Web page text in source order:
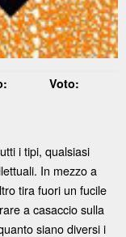
Voto:
i tipi, qualsiasi
In mezzo a
tira fuori un fucile
a casaccio sulla
siano diversi i